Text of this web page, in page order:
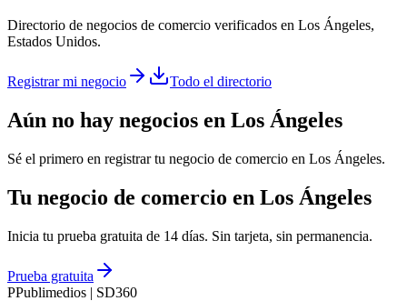
Directorio de negocios de comercio verificados en Los Ángeles,
Estados Unidos.
Registrar mi negocio Todo el directorio
Aún no hay negocios en Los Ángeles
Sé el primero en registrar tu negocio de comercio en Los Ángeles.
Tu negocio de comercio en Los Ángeles
Inicia tu prueba gratuita de 14 días. Sin tarjeta, sin permanencia.
Prueba gratuita
PPublimedios | SD360